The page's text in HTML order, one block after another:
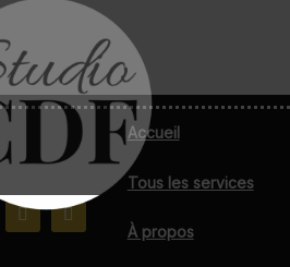
Accueil
Tous les services
À propos